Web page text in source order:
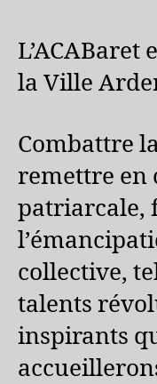
la Ville
Combattre
remettre en
patriarcale,
collective,
talents
inspirants